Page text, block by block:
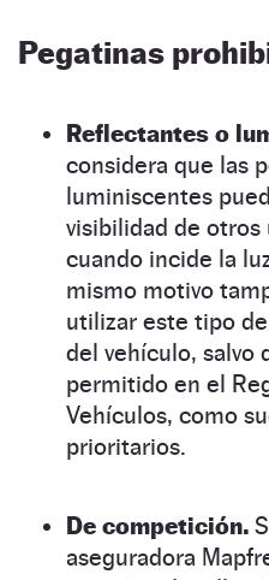
Pegatinas
Reflectantes o
considera que las
luminiscentes
visibilidad de otros
cuando incide la
mismo motivo
utilizar este tipo
del vehículo, salvo
permitido en el
Vehículos, como
prioritarios.
De competición.
aseguradora